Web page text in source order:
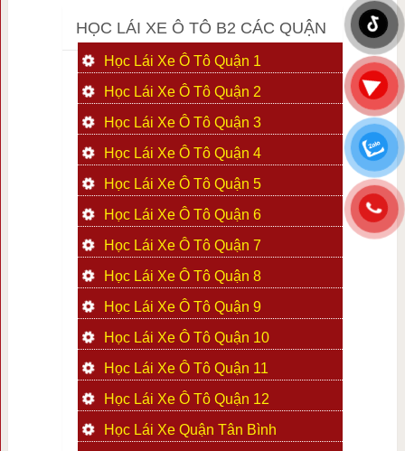
HỌC LÁI XE Ô TÔ B2 CÁC QUẬN
Học Lái Xe Ô Tô Quận 1
Học Lái Xe Ô Tô Quận 2
Học Lái Xe Ô Tô Quận 3
Học Lái Xe Ô Tô Quận 4
Học Lái Xe Ô Tô Quận 5
Học Lái Xe Ô Tô Quận 6
Học Lái Xe Ô Tô Quận 7
Học Lái Xe Ô Tô Quận 8
Học Lái Xe Ô Tô Quận 9
Học Lái Xe Ô Tô Quận 10
Học Lái Xe Ô Tô Quận 11
Học Lái Xe Ô Tô Quận 12
Học Lái Xe Quận Tân Bình